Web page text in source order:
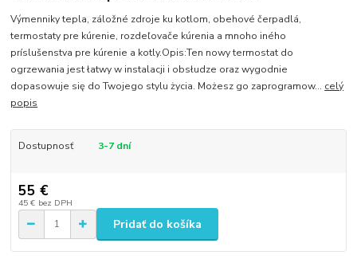
Výmenniky tepla, záložné zdroje ku kotlom, obehové čerpadlá,
termostaty pre kúrenie, rozdeľovače kúrenia a mnoho iného
príslušenstva pre kúrenie a kotly.Opis:Ten nowy termostat do
ogrzewania jest łatwy w instalacji i obsłudze oraz wygodnie
dopasowuje się do Twojego stylu życia. Możesz go zaprogramow... celý
popis
Dostupnosť 3-7 dní
55 €
45 € bez DPH
Pridať do košíka